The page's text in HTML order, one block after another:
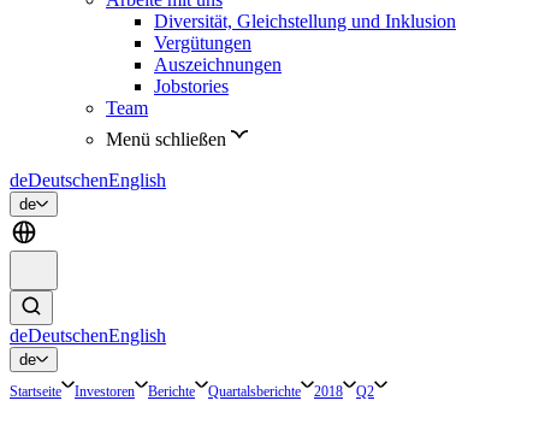
Diversität, Gleichstellung und Inklusion
Vergütungen
Auszeichnungen
Jobstories
Team
Menü schließen
deDeutschenEnglish
de
deDeutschenEnglish
de
Startseite Investoren Berichte Quartalsberichte 2018 Q2